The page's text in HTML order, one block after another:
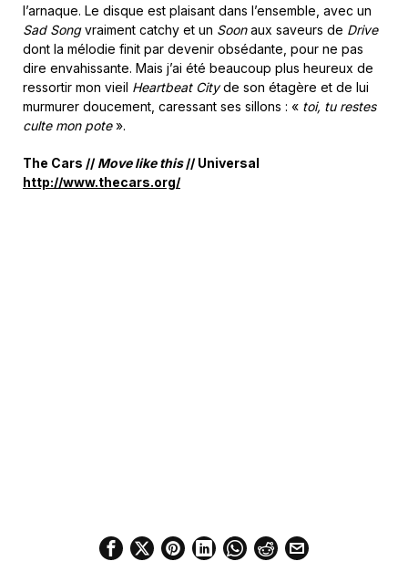
l’arnaque. Le disque est plaisant dans l’ensemble, avec un
Sad Songvraiment catchy et un Soonaux saveurs de Drive
dont la mélodie finit par devenir obsédante, pour ne pas
dire envahissante. Mais j’ai été beaucoup plus heureux de
ressortir mon vieil Heartbeat Cityde son étagère et de lui
murmurer doucement, caressant ses sillons : « toi, tu restes
culte mon pote».
The Cars // Move like this// Universal
http://www.thecars.org/